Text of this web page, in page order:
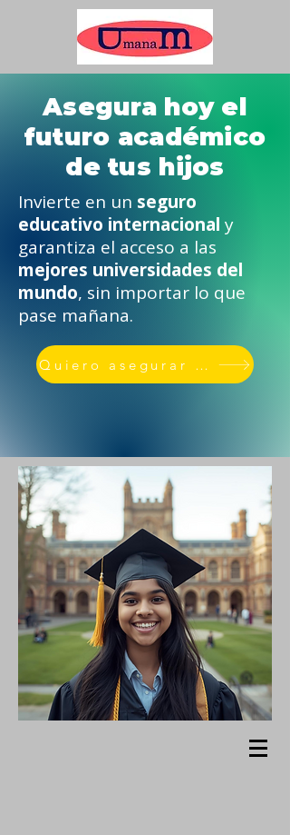
Asegura hoy el
futuro académico
de tus hijos
Invierte en un seguro
educativo internacional y
garantiza el acceso a las
mejores universidades del
mundo, sin importar lo que
pase mañana.
Quiero asegurar su educación